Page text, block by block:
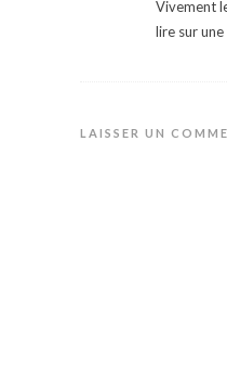
Vivement
lire sur
LAISSER UN